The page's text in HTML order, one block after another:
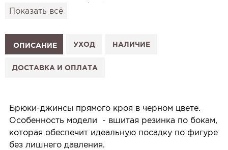
привезём его в удобный для вас салон и
1. Выберите изделие на сайте.
2. Нажмите «Заказать примерку» и выберите салон.
3. Заполните форму и отправьте заявку.
Услуга бесплатная и ни к чему не обязывает: Вы
примеряете в салоне и уже на месте решаете,
покупать или нет.
Планируйте визит в удобное для Вас время -
Показать всё
ОПИСАНИЕ УХОД НАЛИЧИЕ
ДОСТАВКА И ОПЛАТА
Брюки-джинсы прямого кроя в черном цвете.
Особенность модели - вшитая резинка по бокам,
которая обеспечит идеальную посадку по фигуре
без лишнего давления.